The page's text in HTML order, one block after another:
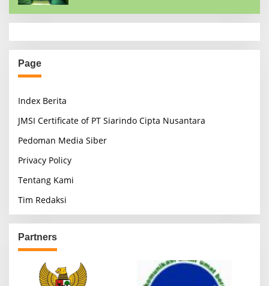
Page
Index Berita
JMSI Certificate of PT Siarindo Cipta Nusantara
Pedoman Media Siber
Privacy Policy
Tentang Kami
Tim Redaksi
Partners